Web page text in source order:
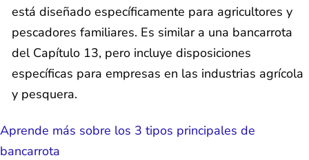
está diseñado específicamente para agricultores y
pescadores familiares. Es similar a una bancarrota
del Capítulo 13, pero incluye disposiciones
específicas para empresas en las industrias agrícola
y pesquera.
Aprende más sobre los 3 tipos principales de
bancarrota